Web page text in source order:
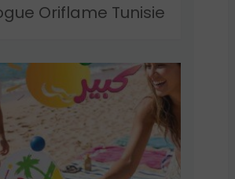
Oriflame Tunisie